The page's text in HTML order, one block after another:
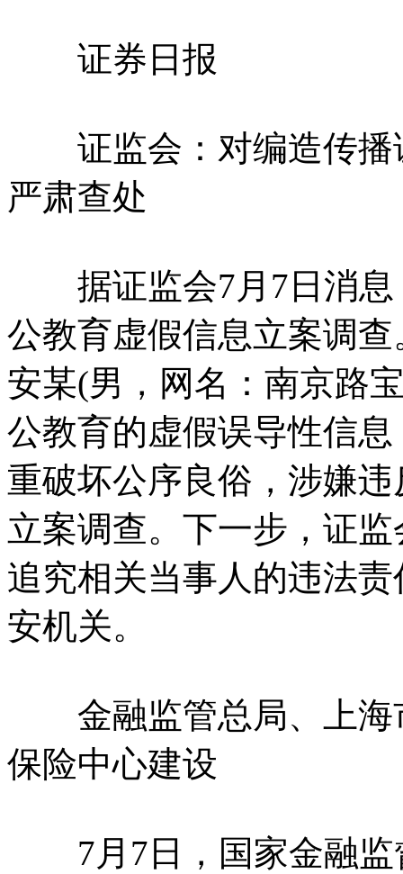
证券日报
证监会：对编造传播
严肃查处
据证监会7月7日消息
公教育虚假信息立案调
安某(男，网名：南京路
公教育的虚假误导性信
重破坏公序良俗，涉嫌
立案调查。下一步，证
追究相关当事人的违法
安机关。
金融监管总局、上海
保险中心建设
7月7日，国家金融监